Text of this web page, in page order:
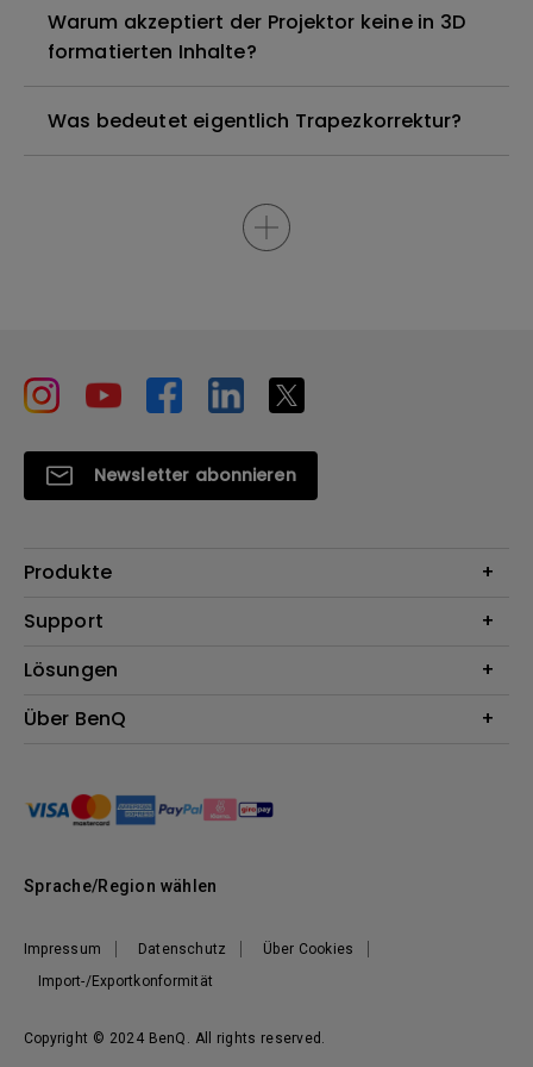
Warum akzeptiert der Projektor keine in 3D
formatierten Inhalte?
Was bedeutet eigentlich Trapezkorrektur?
Newsletter abonnieren
Produkte
Beamer
Lampen
Webcams
Support
Kontakt
Reparaturservice
BenQ Blog
Lösungen
Für Unternehmen
Über BenQ
Nachhaltigkeit
News
Copyright © 2024 BenQ. All rights reserved.
Impressum Datenschutz
Über Cookies
Import-/Exportkonformität
Sprache/Region wählen